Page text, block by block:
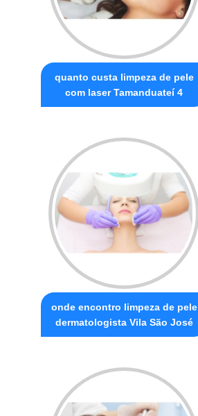
quanto custa limpeza de pele
com laser Tamanduateí 4
onde encontro limpeza de pele
dermatologista Vila São José